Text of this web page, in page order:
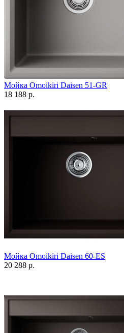
Мойка Omoikiri Daisen 51-GR
18 188 р.
Мойка Omoikiri Daisen 60-ES
20 288 р.